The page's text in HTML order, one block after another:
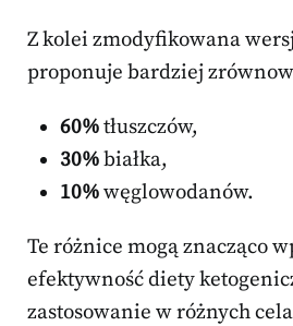
Z kolei zmodyfikowana
proponuje bardziej
60%tłuszczów,
30%białka,
10%węglowodanów.
Te różnice mogą znacząco
efektywność diety
zastosowanie w różnych